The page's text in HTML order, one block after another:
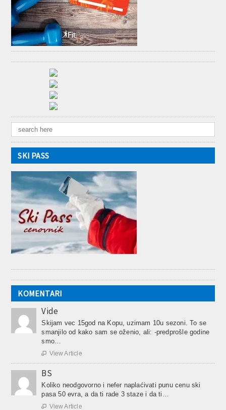
SKI PASS
KOMENTARI
Vide
Skijam vec 15god na Kopu, uzimam 10u sezoni. To se
smanjilo od kako sam se oženio, ali: -predprošle godine
smo…
 View Article
BS
Koliko neodgovorno i nefer naplaćivati punu cenu ski
pasa 50 evra, a da ti rade 3 staze i da ti…
 View Article